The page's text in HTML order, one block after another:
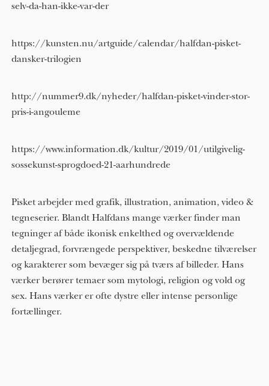
selv-da-han-ikke-var-der
https://kunsten.nu/artguide/calendar/halfdan-pisket-
dansker-trilogien
http://nummer9.dk/nyheder/halfdan-pisket-vinder-stor-
pris-i-angouleme
https://www.information.dk/kultur/2019/01/utilgivelig-
sossekunst-sprogdoed-21-aarhundrede
Pisket arbejder med grafik, illustration, animation, video &
tegneserier. Blandt Halfdans mange værker finder man
tegninger af både ikonisk enkelthed og overvældende
detaljegrad, forvrængede perspektiver, beskedne tilværelser
og karakterer som bevæger sig på tværs af billeder. Hans
værker berører temaer som mytologi, religion og vold og
sex. Hans værker er ofte dystre eller intense personlige
fortællinger.